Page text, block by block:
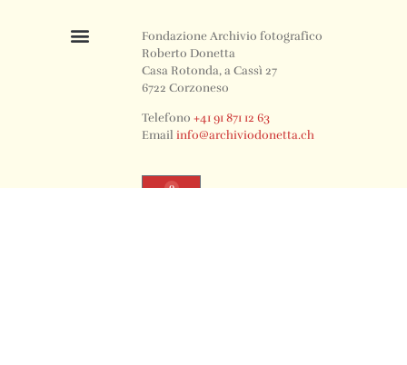
Fondazione Archivio fotografico
Roberto Donetta
Casa Rotonda, a Cassì 27
6722 Corzoneso
Telefono+41 91 871 12 63
Emailinfo@archiviodonetta.ch
0